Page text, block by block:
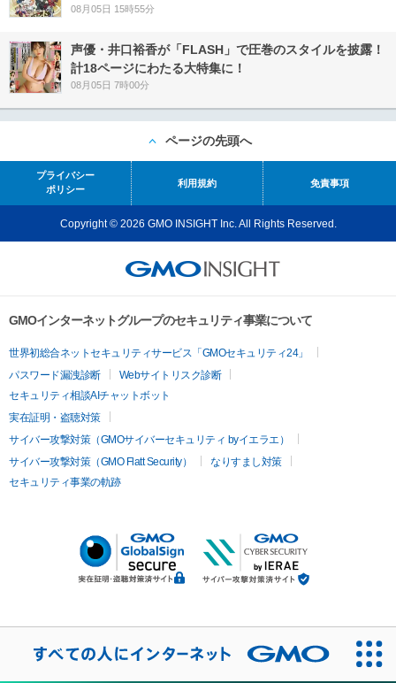
08月05日 15時55分
声優・井口裕香が「FLASH」で圧巻のスタイルを披露！
計18ページにわたる大特集に！
08月05日 7時00分
ページの先頭へ
プライバシー
ポリシー
利用規約 免責事項
Copyright © 2026 GMO INSIGHT Inc. All Rights Reserved.
GMOインターネットグループのセキュリティ事業について
世界初総合ネットセキュリティサービス「GMOセキュリティ24」
パスワード漏洩診断
Webサイトリスク診断
セキュリティ相談AIチャットボット
実在証明・盗聴対策
サイバー攻撃対策（GMOサイバーセキュリティ byイエラエ）
サイバー攻撃対策（GMO Flatt Security）
なりすまし対策
セキュリティ事業の軌跡